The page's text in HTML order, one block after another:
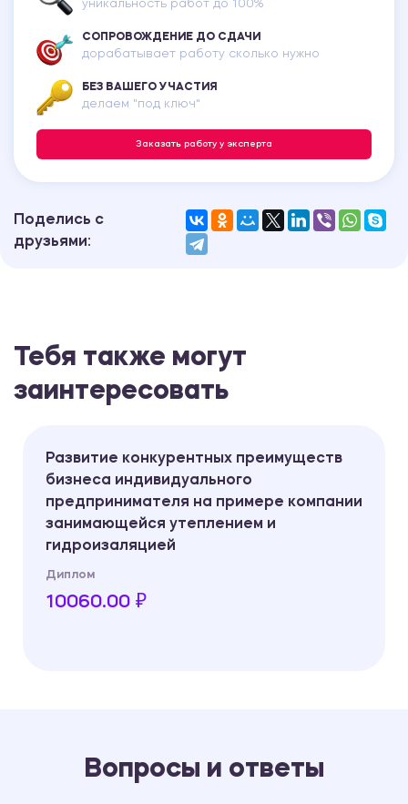
уникальность работ до 100%
СОПРОВОЖДЕНИЕ ДО СДАЧИ
дорабатывает работу сколько нужно
БЕЗ ВАШЕГО УЧАСТИЯ
делаем "под ключ"
Заказать работу у эксперта
Поделись с
друзьями:
Тебя также могут
заинтересовать
Развитие конкурентных преимуществ
бизнеса индивидуального
предпринимателя на примере компании
занимающейся утеплением и
гидроизаляцией
Диплом
10060.00 ₽
Вопросы и ответы